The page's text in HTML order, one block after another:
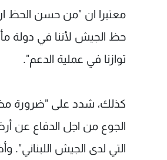
معتبرا ان "من حسن الحظ
حظ الجيش لأننا في دولة
توازنا في عملية الدعم".
كذلك، شدد على "ضرورة
الجوع من اجل الدفاع عن
التي لدى الجيش